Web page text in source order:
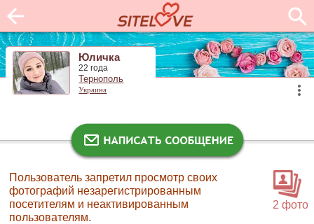
Юличка
22 года
Тернополь
Украина
2 фото
Пользователь запретил просмотр своих
фотографий незарегистрированным
посетителям и неактивированным
пользователям.